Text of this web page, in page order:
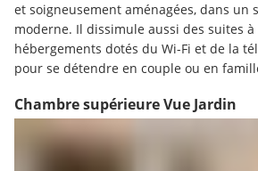
et soigneusement aménagées, dans un
moderne. Il dissimule aussi des suites
hébergements dotés du Wi-Fi et de la
pour se détendre en couple ou en
Chambre supérieure Vue Jardin